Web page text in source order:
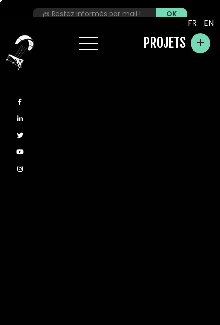
FR EN
PROJETS +